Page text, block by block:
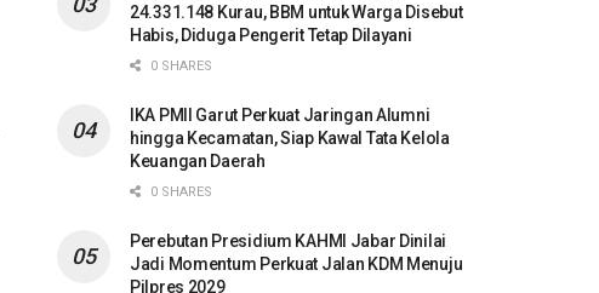
24.331.148 Kurau, BBM untuk Warga Disebut
Habis, Diduga Pengerit Tetap Dilayani
0 SHARES
IKA PMII Garut Perkuat Jaringan Alumni
hingga Kecamatan, Siap Kawal Tata Kelola
Keuangan Daerah
0 SHARES
Perebutan Presidium KAHMI Jabar Dinilai
Jadi Momentum Perkuat Jalan KDM Menuju
Pilpres 2029